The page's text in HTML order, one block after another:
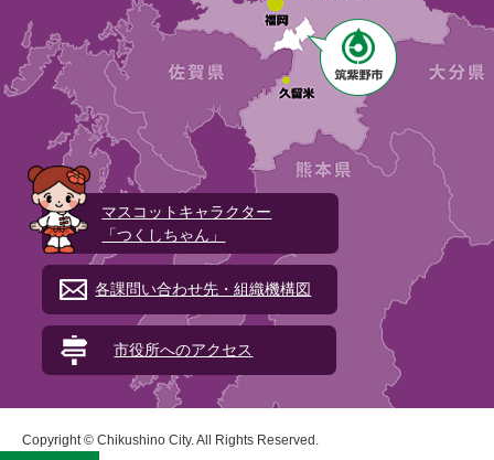
マスコットキャラクター
「つくしちゃん」
各課問い合わせ先・組織機構図
市役所へのアクセス
Copyright © Chikushino City. All Rights Reserved.